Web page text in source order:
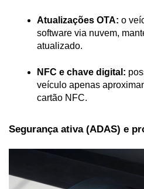
Atualizações OTA: o
software via nuvem,
atualizado.
NFC e chave digital:
veículo apenas
cartão NFC.
Segurança ativa (ADAS) e